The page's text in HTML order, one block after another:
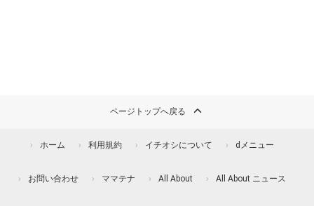
ページトップへ戻る
ホーム 利用規約 イチオシについて dメニュー
お問い合わせ ママテナ All About All About ニュース